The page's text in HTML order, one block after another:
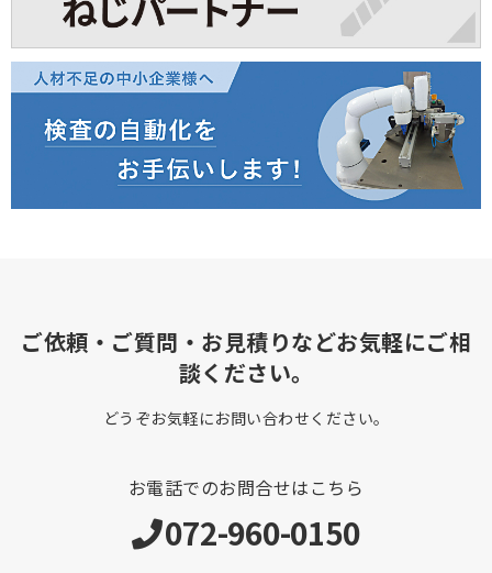
ご依頼・ご質問・お見積りなどお気軽にご相
談ください。
どうぞお気軽にお問い合わせください。
お電話でのお問合せはこちら
072-960-0150